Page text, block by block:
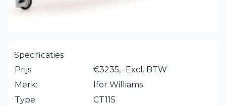
Specificaties
Prijs:
€3235,- Excl. BTW
Merk:
Ifor Williams
Type:
CT115